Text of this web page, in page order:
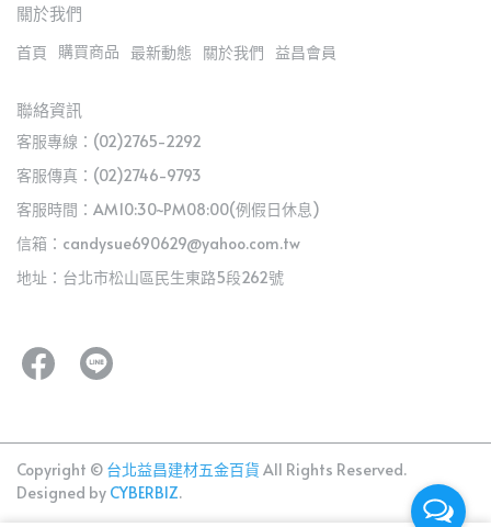
關於我們
首頁 購買商品 最新動態 關於我們 益昌會員
聯絡資訊
客服專線：(02)2765-2292
客服傳真：(02)2746-9793
客服時間：AM10:30~PM08:00(例假日休息)
信箱：candysue690629@yahoo.com.tw
地址：台北市松山區民生東路5段262號
Copyright © 台北益昌建材五金百貨 All Rights Reserved.
Designed by CYBERBIZ.